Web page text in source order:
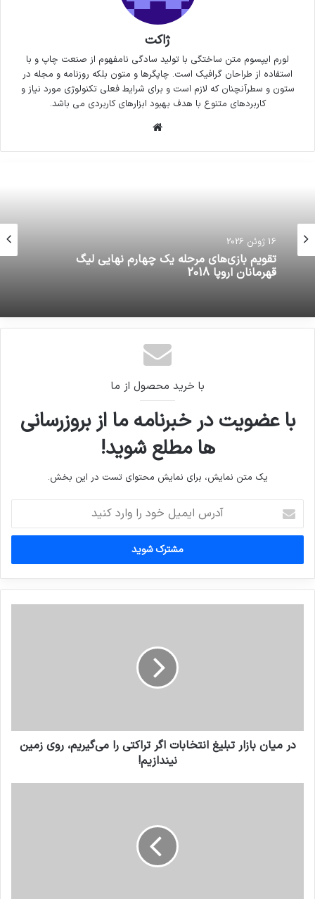
ژاکت
لورم ایپسوم متن ساختگی با تولید سادگی نامفهوم از صنعت چاپ و با
استفاده از طراحان گرافیک است. چاپگرها و متون بلکه روزنامه و مجله در
ستون و سطرآنچنان که لازم است و برای شرایط فعلی تکنولوژی مورد نیاز و
کاربردهای متنوع با هدف بهبود ابزارهای کاربردی می باشد.
16 ژوئن 2026
تقویم بازی‌های مرحله یک چهارم نهایی لیگ
قهرمانان اروپا 2018
با خرید محصول از ما
با عضویت در خبرنامه ما از بروزرسانی
ها مطلع شوید!
یک متن نمایش، برای نمایش محتوای تست در این بخش.
ایمیل
خود
وارد
کنید
در میان بازار تبلیغ انتخابات اگر تراکتی را می‌گیریم، روی زمین
نیندازیم!